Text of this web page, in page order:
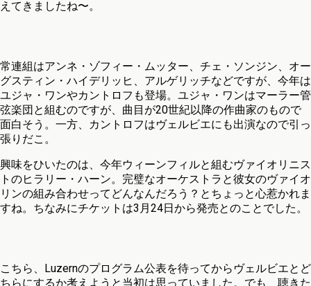
えてきましたね〜。
常連組はアンネ・ゾフィー・ムッター、チェ・ソンジン、オー
グスティン・ハイデリッヒ、アルゲリッチなどですが、今年は
ユジャ・ワンやカントロフも登場。ユジャ・ワンはマーラー管
弦楽団と組むのですが、曲目が20世紀以降の作曲家のもので
面白そう。一方、カントロフはヴェルビエにも出演なので引っ
張りだこ。
興味をひいたのは、今年ウィーンフィルと組むヴァイオリニス
トのヒラリー・ハーン。完璧なオーケストラと彼女のヴァイオ
リンの組み合わせってどんなんだろう？とちょっと心惹かれま
すね。ちなみにチケットは3月24日から発売とのことでした。
こちら、Luzernのプログラム公表を待ってからヴェルビエとど
ちらにするか考えようと当初は思っていました。でも、聴きた